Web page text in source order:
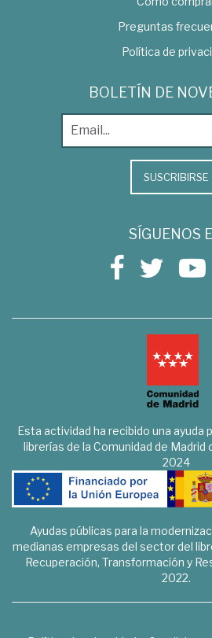
Preguntas
Política de
BOLETÍN DE
SUSCRIBIRSE
SÍGUENOS
Esta actividad ha recibido una ayuda
librerías de la Comunidad de
2024
Ayudas públicas para la
medianas empresas del sector del
Recuperación, Transformación y
2022.